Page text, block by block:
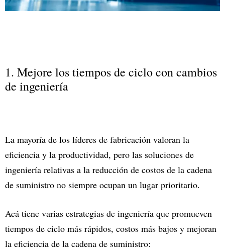
1. Mejore los tiempos de ciclo con cambios
de ingeniería
La mayoría de los líderes de fabricación valoran la
eficiencia y la productividad, pero las soluciones de
ingeniería relativas a la reducción de costos de la cadena
de suministro no siempre ocupan un lugar prioritario.
Acá tiene varias estrategias de ingeniería que promueven
tiempos de ciclo más rápidos, costos más bajos y mejoran
la eficiencia de la cadena de suministro: